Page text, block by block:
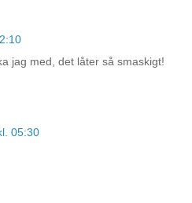
jag med, det låter så smaskigt!
05:30